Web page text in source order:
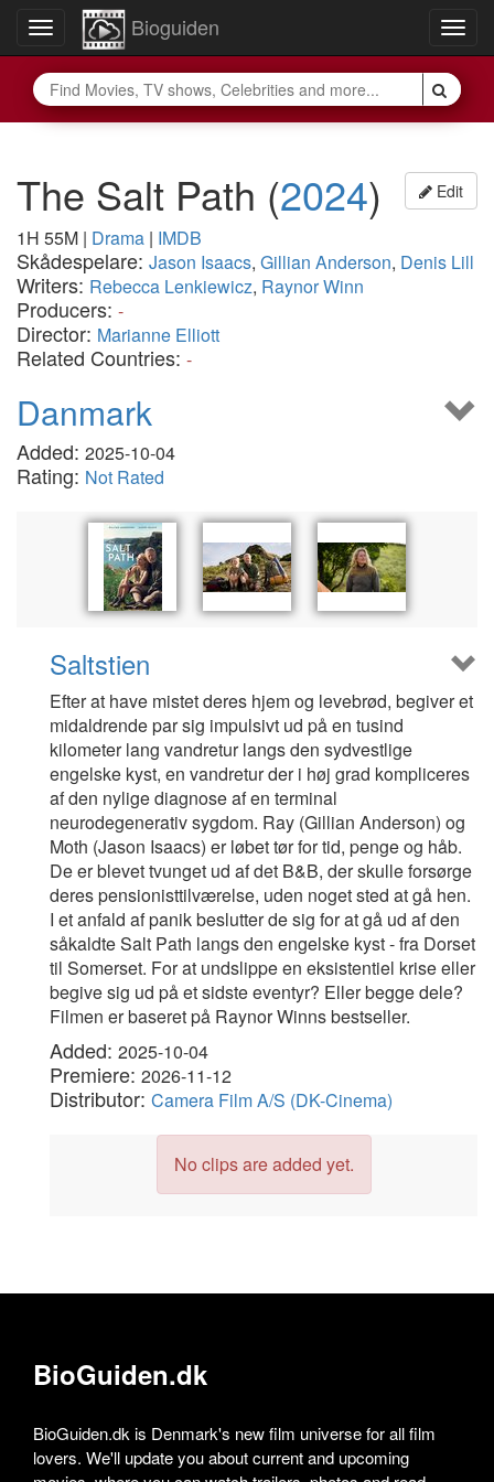
Toggle
navigation
Bioguiden
Edit
The Salt Path (2024)
1H 55M | Drama | IMDB
Skådespelare: Jason Isaacs, Gillian Anderson, Denis Lill
Writers: Rebecca Lenkiewicz, Raynor Winn
Producers: -
Director: Marianne Elliott
Related Countries: -
Danmark
Added: 2025-10-04
Rating: Not Rated
Saltstien
Efter at have mistet deres hjem og levebrød, begiver et
midaldrende par sig impulsivt ud på en tusind
kilometer lang vandretur langs den sydvestlige
engelske kyst, en vandretur der i høj grad kompliceres
af den nylige diagnose af en terminal
neurodegenerativ sygdom. Ray (Gillian Anderson) og
Moth (Jason Isaacs) er løbet tør for tid, penge og håb.
De er blevet tvunget ud af det B&B, der skulle forsørge
deres pensionisttilværelse, uden noget sted at gå hen.
I et anfald af panik beslutter de sig for at gå ud af den
såkaldte Salt Path langs den engelske kyst - fra Dorset
til Somerset. For at undslippe en eksistentiel krise eller
begive sig ud på et sidste eventyr? Eller begge dele?
Filmen er baseret på Raynor Winns bestseller.
Added: 2025-10-04
Premiere: 2026-11-12
Distributor: Camera Film A/S (DK-Cinema)
No clips are added yet.
BioGuiden.dk
BioGuiden.dk is Denmark's new film universe for all film
lovers. We'll update you about current and upcoming